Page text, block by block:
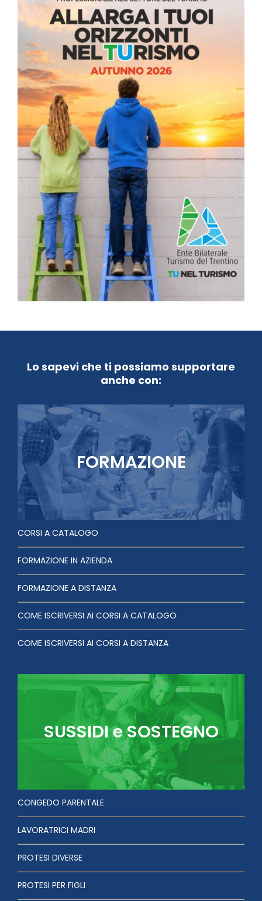
Lo sapevi che ti possiamo supportare
anche con:
FORMAZIONE
CORSI A CATALOGO
FORMAZIONE IN AZIENDA
FORMAZIONE A DISTANZA
COME ISCRIVERSI AI CORSI A CATALOGO
COME ISCRIVERSI AI CORSI A DISTANZA
SUSSIDI e SOSTEGNO
CONGEDO PARENTALE
LAVORATRICI MADRI
PROTESI DIVERSE
PROTESI PER FIGLI